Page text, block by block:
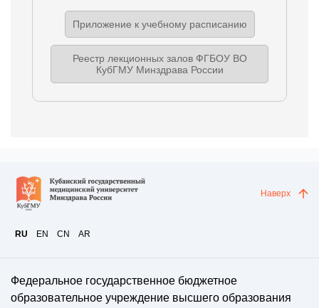
Приложение к учебному расписанию
Реестр лекционных залов ФГБОУ ВО
КубГМУ Минздрава России
RU EN CN AR
Наверх
Федеральное государственное бюджетное
образовательное учреждение высшего образования